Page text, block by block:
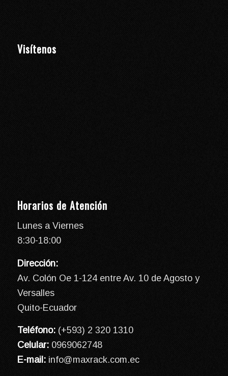
Visítenos
Horarios de Atención
Lunes a Viernes
8:30-18:00
Dirección:
Av. Colón Oe 1-124 entre Av. 10 de Agosto y
Versalles
Quito-Ecuador
Teléfono:(+593) 2 320 1310
Celular:0969062748
E-mail:info@maxrack.com.ec